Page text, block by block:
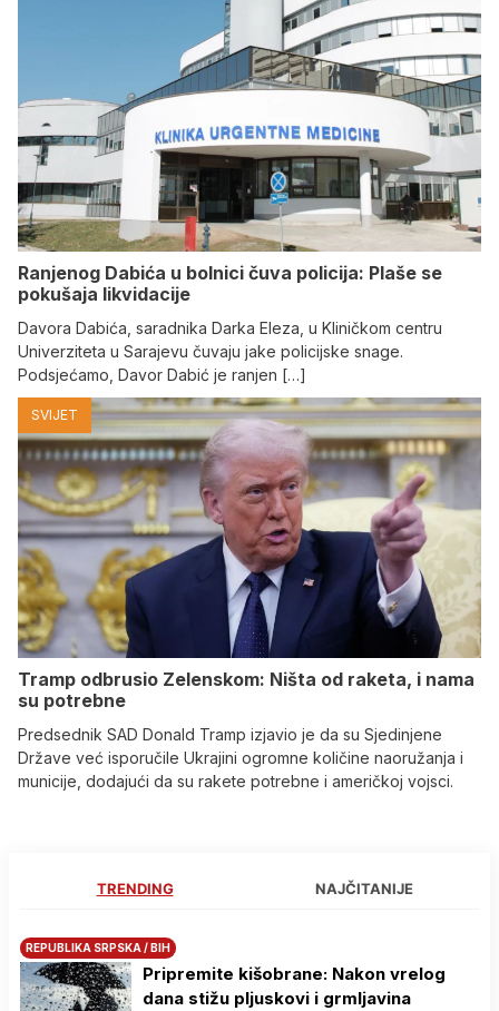
Ranjenog Dabića u bolnici čuva policija: Plaše se
pokušaja likvidacije
Davora Dabića, saradnika Darka Eleza, u Kliničkom centru
Univerziteta u Sarajevu čuvaju jake policijske snage.
Podsjećamo, Davor Dabić je ranjen […]
SVIJET
Tramp odbrusio Zelenskom: Ništa od raketa, i nama
su potrebne
Predsednik SAD Donald Tramp izjavio je da su Sjedinjene
Države već isporučile Ukrajini ogromne količine naoružanja i
municije, dodajući da su rakete potrebne i američkoj vojsci.
TRENDING NAJČITANIJE
REPUBLIKA SRPSKA / BIH
Pripremite kišobrane: Nakon vrelog
dana stižu pljuskovi i grmljavina